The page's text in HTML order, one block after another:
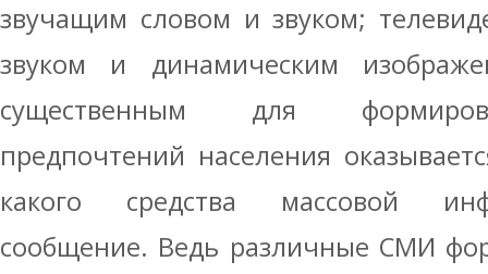
звучащим словом и звуком;
звуком и динамическим
существенным для
предпочтений населения
какого средства массовой
сообщение. Ведь различные СМИ